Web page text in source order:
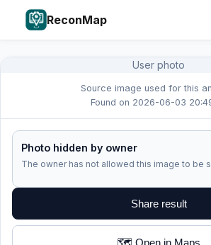
ReconMap
User photo
Source image used for this
Found on 2026-06-03
Photo hidden by owner
The owner has not allowed this image to be
Share result
🗺️ Open in Maps